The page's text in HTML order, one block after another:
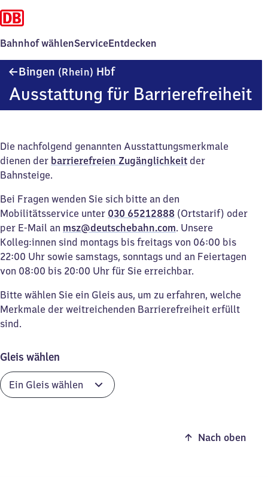
Bahnhof wählenServiceEntdecken
Bingen (Rhein) HbfBingen
Hauptbahnhof
Ausstattung für Barrierefreiheit
Die nachfolgend genannten Ausstattungsmerkmale
dienen der barrierefreien Zugänglichkeit der
Bahnsteige.
Bei Fragen wenden Sie sich bitte an den
Mobilitätsservice unter 030 65212888 (Ortstarif) oder
per E-Mail an msz@deutschebahn.com. Unsere
Kolleg:innen sind montags bis freitags von 06:00 bis
22:00 Uhr sowie samstags, sonntags und an Feiertagen
von 08:00 bis 20:00 Uhr für Sie erreichbar.
Bitte wählen Sie ein Gleis aus, um zu erfahren, welche
Merkmale der weitreichenden Barrierefreiheit erfüllt
sind.
Gleis wählen
Nach oben